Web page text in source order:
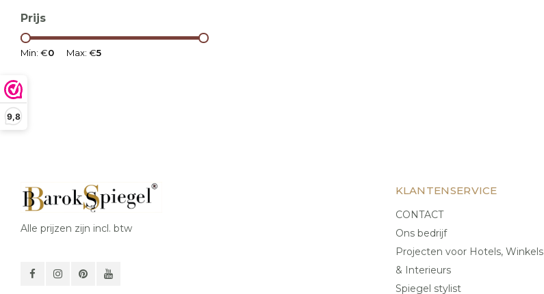
9,8
Prijs
Min: €0 Max: €5
Alle prijzen zijn incl. btw
KLANTENSERVICE
CONTACT
Ons bedrijf
Projecten voor Hotels, Winkels
& Interieurs
Spiegel stylist